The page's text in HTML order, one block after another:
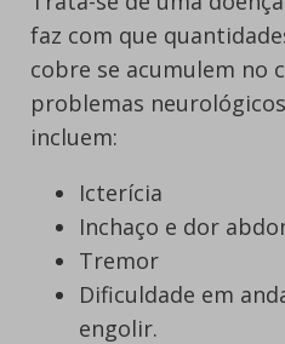
faz com que
cobre se acumulem no
problemas
incluem:
Icterícia
Inchaço e dor
Tremor
Dificuldade em
engolir.